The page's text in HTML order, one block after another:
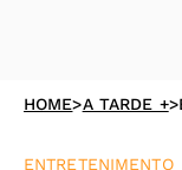
HOME>A TARDE +>
ENTRETENIMENTO